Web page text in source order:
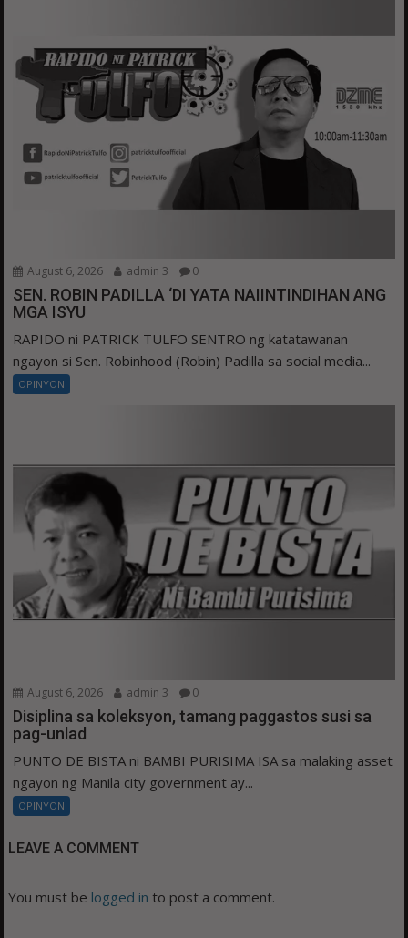
August 6, 2026 admin 3 0
SEN. ROBIN PADILLA ‘DI YATA NAIINTINDIHAN ANG
MGA ISYU
RAPIDO ni PATRICK TULFO SENTRO ng katatawanan
ngayon si Sen. Robinhood (Robin) Padilla sa social media...
OPINYON
August 6, 2026 admin 3 0
Disiplina sa koleksyon, tamang paggastos susi sa
pag-unlad
PUNTO DE BISTA ni BAMBI PURISIMA ISA sa malaking asset
ngayon ng Manila city government ay...
OPINYON
LEAVE A COMMENT
You must be logged in to post a comment.